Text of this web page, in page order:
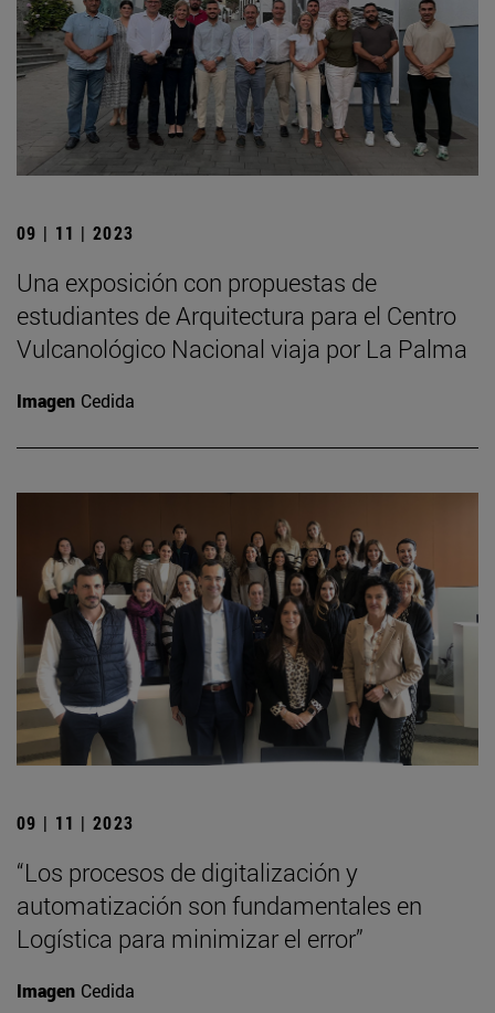
09 | 11 | 2023
Una exposición con propuestas de
estudiantes de Arquitectura para el Centro
Vulcanológico Nacional viaja por La Palma
Imagen Cedida
09 | 11 | 2023
“Los procesos de digitalización y
automatización son fundamentales en
Logística para minimizar el error”
Imagen Cedida